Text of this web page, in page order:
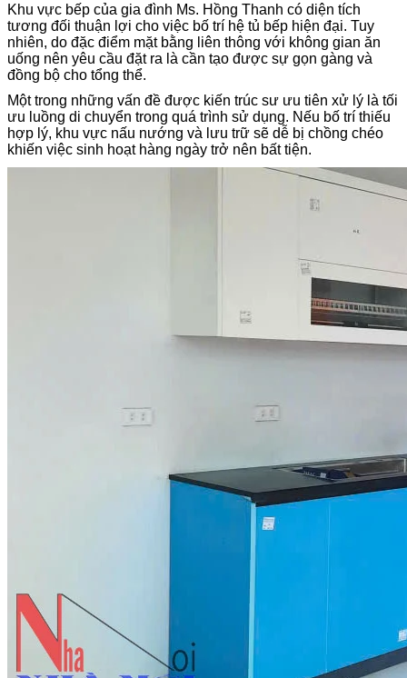
Khu vực bếp của gia đình Ms. Hồng Thanh có diện tích
tương đối thuận lợi cho việc bố trí hệ tủ bếp hiện đại. Tuy
nhiên, do đặc điểm mặt bằng liên thông với không gian ăn
uống nên yêu cầu đặt ra là cần tạo được sự gọn gàng và
đồng bộ cho tổng thể.
Một trong những vấn đề được kiến trúc sư ưu tiên xử lý là tối
ưu luồng di chuyển trong quá trình sử dụng. Nếu bố trí thiếu
hợp lý, khu vực nấu nướng và lưu trữ sẽ dễ bị chồng chéo
khiến việc sinh hoạt hàng ngày trở nên bất tiện.